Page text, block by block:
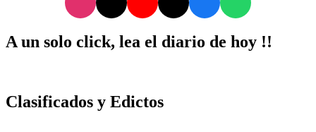
A un solo click, lea el diario de hoy !!
Clasificados y Edictos